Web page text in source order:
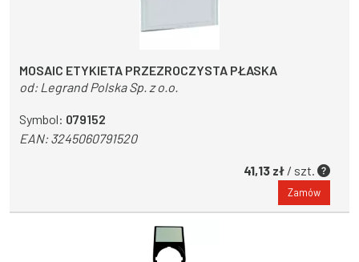
MOSAIC ETYKIETA PRZEZROCZYSTA PŁASKA
od: Legrand Polska Sp. z o.o.
Symbol: 079152
EAN:3245060791520
41,13 zł / szt.
Zamów